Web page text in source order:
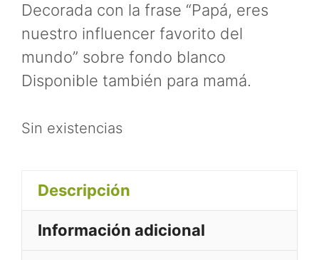
Decorada con la frase “Papá, eres
nuestro influencer favorito del
mundo” sobre fondo blanco
Disponible también para mamá.
Sin existencias
Descripción
Información adicional